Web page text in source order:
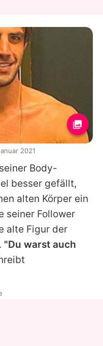
Body-
besser gefällt,
alten Körper ein
seiner Follower
alte Figur der
"Du warst auch
2021